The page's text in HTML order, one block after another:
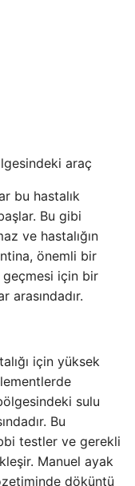
araç
bu hastalık
Bu gibi
ve hastalığın
önemli bir
geçmesi için bir
arasındadır.
için yüksek
sulu
Bu
testler ve gerekli
Manuel ayak
döküntü